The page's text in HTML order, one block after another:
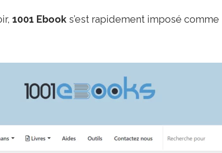
1001 Ebook s’est rapidement imposé